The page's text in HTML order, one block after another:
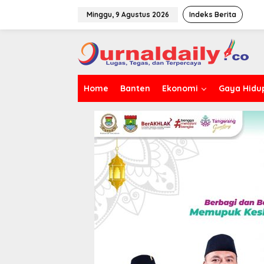
Minggu, 9 Agustus 2026 Indeks Berita
Home Banten Ekonomi Gaya